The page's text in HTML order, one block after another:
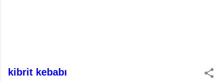
kibrit kebabı